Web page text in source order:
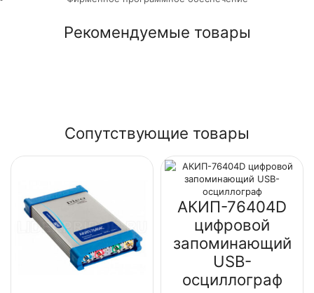
Рекомендуемые товары
Сопутствующие товары
АКИП-76404D
цифровой
запоминающий
USB-
осциллограф